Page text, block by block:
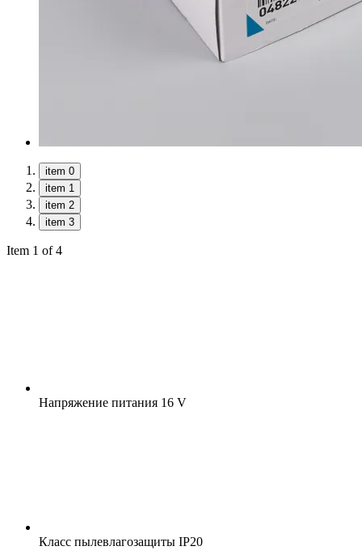
item 0
item 1
item 2
item 3
Item 1 of 4
Напряжение питания 16 V
Класс пылевлагозащиты IP20